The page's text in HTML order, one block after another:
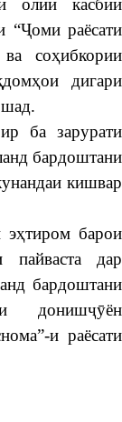
“Ҷоми раёсати
соҳибкории
дигари
ба зарурати
бардоштани
кишвар
барои
пайваста дар
бардоштани
донишҷӯён
и раёсати